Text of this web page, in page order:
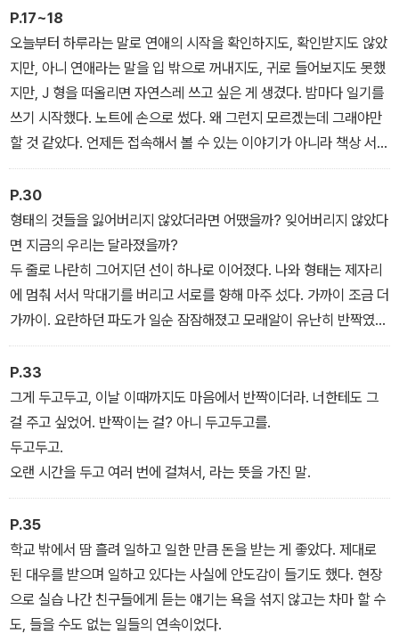
살핀다. 작은엄마의 아들 ‘형태’와 재오는 학교에서는 데면데면하게
굴지만 엄마들 앞에서는 적당히 친한 척 너스레를 떨 줄도 안다. 한동
네에 살던 작은엄마와 형태가 멀리 이사를 간 후, 재오는 새로운 친구
를 만나고 떠나보내며 기억하고 싶은 것, 기억해야 하는 것을 점차 깨
닫는다.
P.17~18
오늘부터 하루라는 말로 연애의 시작을 확인하지도, 확인받지도 않았
지만, 아니 연애라는 말을 입 밖으로 꺼내지도, 귀로 들어보지도 못했
지만, J 형을 떠올리면 자연스레 쓰고 싶은 게 생겼다. 밤마다 일기를
쓰기 시작했다. 노트에 손으로 썼다. 왜 그런지 모르겠는데 그래야만
할 것 같았다. 언제든 접속해서 볼 수 있는 이야기가 아니라 책상 서랍
에 넣어두고 한 번씩 꺼내 보는 이야기면 좋을 것 같아서였다.
P.30
형태의 것들을 잃어버리지 않았더라면 어땠을까? 잊어버리지 않았다
면 지금의 우리는 달라졌을까?
두 줄로 나란히 그어지던 선이 하나로 이어졌다. 나와 형태는 제자리
에 멈춰 서서 막대기를 버리고 서로를 향해 마주 섰다. 가까이 조금 더
가까이. 요란하던 파도가 일순 잠잠해졌고 모래알이 유난히 반짝였
다.
P.33
그게 두고두고, 이날 이때까지도 마음에서 반짝이더라. 너한테도 그
걸 주고 싶었어. 반짝이는 걸? 아니 두고두고를.
두고두고.
오랜 시간을 두고 여러 번에 걸쳐서, 라는 뜻을 가진 말.
P.35
학교 밖에서 땀 흘려 일하고 일한 만큼 돈을 받는 게 좋았다. 제대로
된 대우를 받으며 일하고 있다는 사실에 안도감이 들기도 했다. 현장
으로 실습 나간 친구들에게 듣는 얘기는 욕을 섞지 않고는 차마 할 수
도, 들을 수도 없는 일들의 연속이었다.